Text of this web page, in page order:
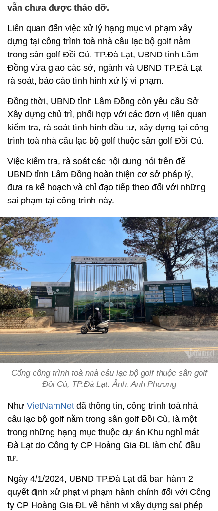
vẫn chưa được tháo dỡ.
Liên quan đến việc xử lý hạng mục vi phạm xây
dựng tại công trình toà nhà câu lạc bộ golf nằm
trong sân golf Đồi Cù, TP.Đà Lạt, UBND tỉnh Lâm
Đồng vừa giao các sở, ngành và UBND TP.Đà Lạt
rà soát, báo cáo tình hình xử lý vi phạm.
Đồng thời, UBND tỉnh Lâm Đồng còn yêu cầu Sở
Xây dựng chủ trì, phối hợp với các đơn vị liên quan
kiểm tra, rà soát tình hình đầu tư, xây dựng tại công
trình toà nhà câu lạc bộ golf thuộc sân golf Đồi Cù.
Việc kiểm tra, rà soát các nội dung nói trên để
UBND tỉnh Lâm Đồng hoàn thiện cơ sở pháp lý,
đưa ra kế hoạch và chỉ đạo tiếp theo đối với những
sai phạm tại công trình này.
Cổng công trình toà nhà câu lạc bộ golf thuộc sân golf
Đồi Cù, TP.Đà Lạt. Ảnh: Anh Phương
Như VietNamNet đã thông tin, công trình toà nhà
câu lạc bộ golf nằm trong sân golf Đồi Cù, là một
trong những hạng mục thuộc dự án Khu nghỉ mát
Đà Lạt do Công ty CP Hoàng Gia ĐL làm chủ đầu
tư.
Ngày 4/1/2024, UBND TP.Đà Lạt đã ban hành 2
quyết định xử phạt vi phạm hành chính đối với Công
ty CP Hoàng Gia ĐL về hành vi xây dựng sai phép